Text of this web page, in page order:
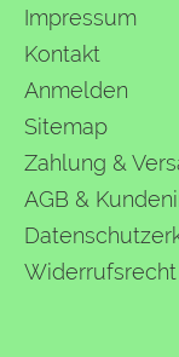
Impressum
Kontakt
Anmelden
Sitemap
Zahlung &
AGB &